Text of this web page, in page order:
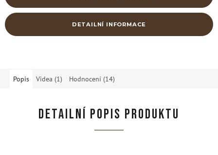
DETAILNÍ INFORMACE
Popis Videa (1) Hodnocení (14)
DETAILNÍ POPIS PRODUKTU